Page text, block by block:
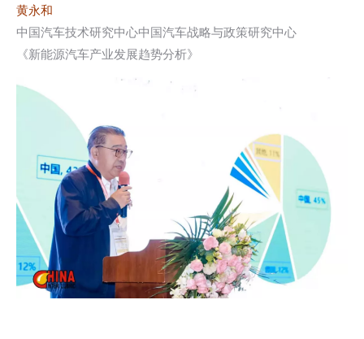
黄永和
中国汽车技术研究中心中国汽车战略与政策研究中心
《新能源汽车产业发展趋势分析》